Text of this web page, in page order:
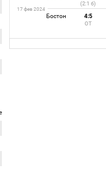
(2:1 б)
17 фев 2024
Бостон 4:5
ОТ